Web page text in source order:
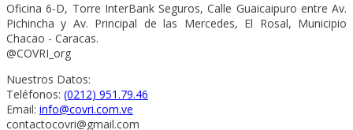
Oficina 6-D, Torre InterBank Seguros, Calle Guaicaipuro entre Av.
Pichincha y Av. Principal de las Mercedes, El Rosal, Municipio
Chacao - Caracas.
@COVRI_org
Nuestros Datos:
Teléfonos: (0212) 951.79.46
Email: info@covri.com.ve
contactocovri@gmail.com